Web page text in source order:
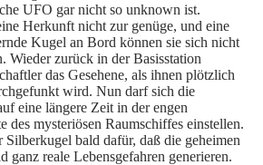
UFO gar nicht so unknown ist.
Herkunft nicht zur genüge, und eine
Kugel an Bord können sie sich nicht
Wieder zurück in der Basisstation
das Gesehene, als ihnen plötzlich
wird. Nun darf sich die
eine längere Zeit in der engen
des mysteriösen Raumschiffes einstellen.
Silberkugel bald dafür, daß die geheimen
ganz reale Lebensgefahren generieren.